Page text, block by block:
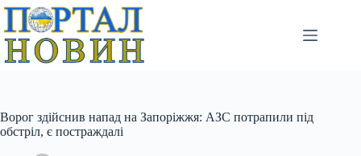
Перейти
вмісту
Ворог здійснив напад на Запоріжжя: АЗС потрапили під
обстріл, є постраждалі